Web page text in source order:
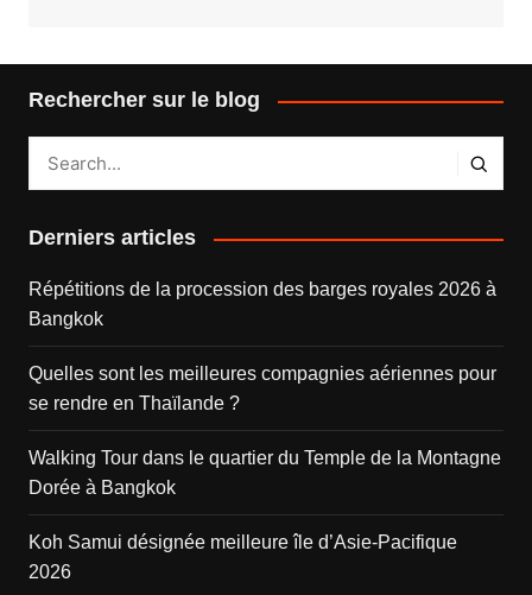
Rechercher sur le blog
Derniers articles
Répétitions de la procession des barges royales 2026 à
Bangkok
Quelles sont les meilleures compagnies aériennes pour
se rendre en Thaïlande ?
Walking Tour dans le quartier du Temple de la Montagne
Dorée à Bangkok
Koh Samui désignée meilleure île d’Asie-Pacifique
2026